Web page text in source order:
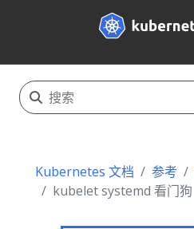
Kubernetes 文档 参考
kubelet systemd 看门狗